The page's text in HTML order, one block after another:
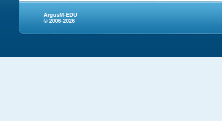
ArgusM-EDU
© 2006-2026